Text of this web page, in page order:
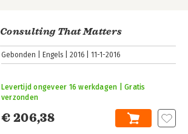
Consulting That Matters
Gebonden Engels 2016 11-1-2016
€ 206,38
Levertijd ongeveer 16 werkdagen | Gratis
verzonden